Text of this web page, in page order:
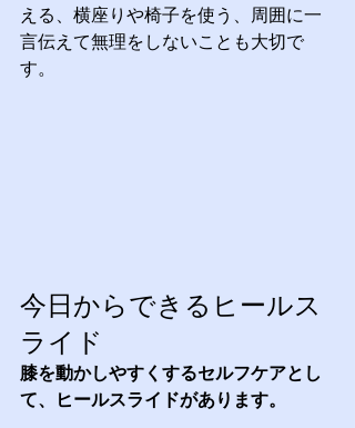
える、横座りや椅子を使う、周囲に一
言伝えて無理をしないことも大切で
す。
今日からできるヒールス
ライド
膝を動かしやすくするセルフケアとし
て、ヒールスライドがあります。